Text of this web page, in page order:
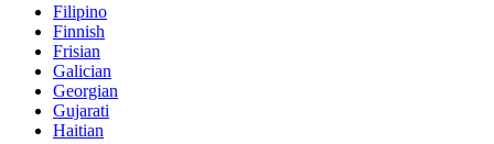
Filipino
Finnish
Frisian
Galician
Georgian
Gujarati
Haitian